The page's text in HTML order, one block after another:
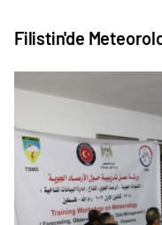
Filistin'de